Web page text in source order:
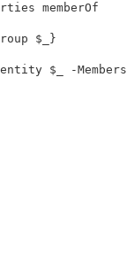
memberOf
$_ }
$_ -Members